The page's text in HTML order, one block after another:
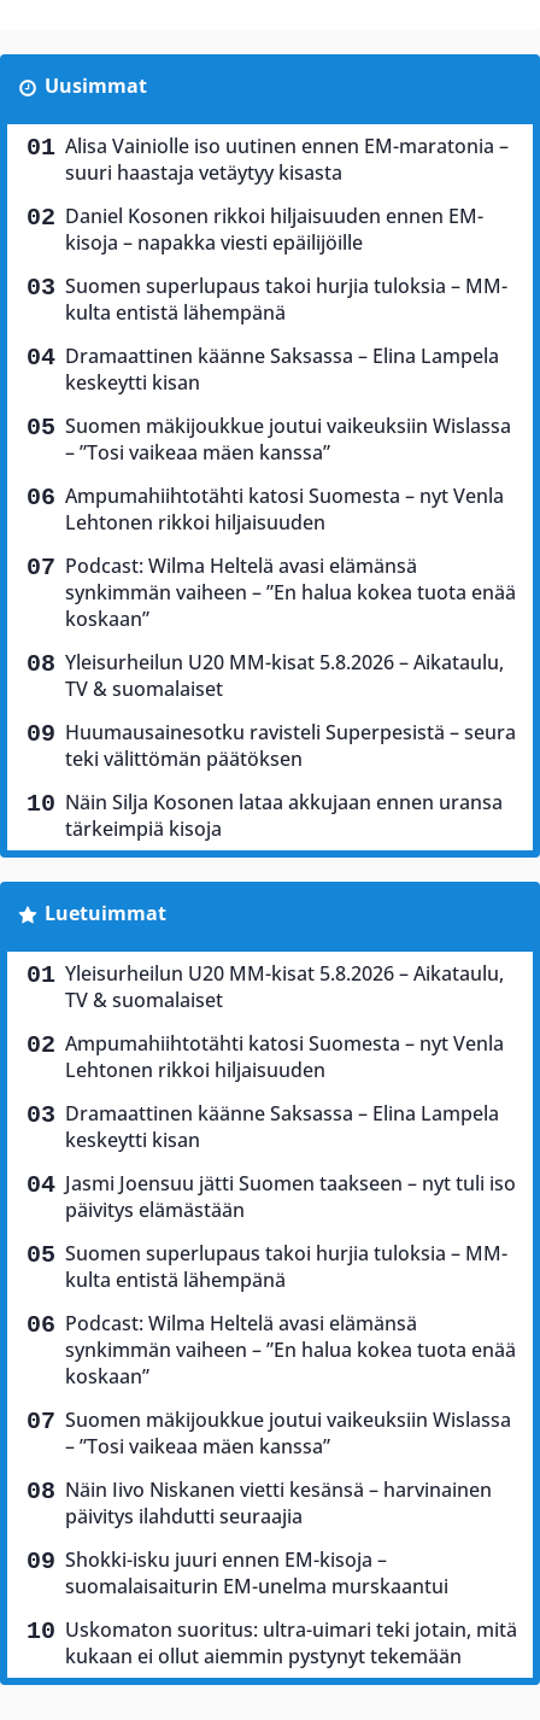
Uusimmat
Alisa Vainiolle iso uutinen ennen EM-maratonia –
suuri haastaja vetäytyy kisasta
Daniel Kosonen rikkoi hiljaisuuden ennen EM-
kisoja – napakka viesti epäilijöille
Suomen superlupaus takoi hurjia tuloksia – MM-
kulta entistä lähempänä
Dramaattinen käänne Saksassa – Elina Lampela
keskeytti kisan
Suomen mäkijoukkue joutui vaikeuksiin Wislassa
– ”Tosi vaikeaa mäen kanssa”
Ampumahiihtotähti katosi Suomesta – nyt Venla
Lehtonen rikkoi hiljaisuuden
Podcast: Wilma Heltelä avasi elämänsä
synkimmän vaiheen – ”En halua kokea tuota enää
koskaan”
Yleisurheilun U20 MM-kisat 5.8.2026 – Aikataulu,
TV & suomalaiset
Huumausainesotku ravisteli Superpesistä – seura
teki välittömän päätöksen
Näin Silja Kosonen lataa akkujaan ennen uransa
tärkeimpiä kisoja
Luetuimmat
Yleisurheilun U20 MM-kisat 5.8.2026 – Aikataulu,
TV & suomalaiset
Ampumahiihtotähti katosi Suomesta – nyt Venla
Lehtonen rikkoi hiljaisuuden
Dramaattinen käänne Saksassa – Elina Lampela
keskeytti kisan
Jasmi Joensuu jätti Suomen taakseen – nyt tuli iso
päivitys elämästään
Suomen superlupaus takoi hurjia tuloksia – MM-
kulta entistä lähempänä
Podcast: Wilma Heltelä avasi elämänsä
synkimmän vaiheen – ”En halua kokea tuota enää
koskaan”
Suomen mäkijoukkue joutui vaikeuksiin Wislassa
– ”Tosi vaikeaa mäen kanssa”
Näin Iivo Niskanen vietti kesänsä – harvinainen
päivitys ilahdutti seuraajia
Shokki-isku juuri ennen EM-kisoja –
suomalaisaiturin EM-unelma murskaantui
Uskomaton suoritus: ultra-uimari teki jotain, mitä
kukaan ei ollut aiemmin pystynyt tekemään